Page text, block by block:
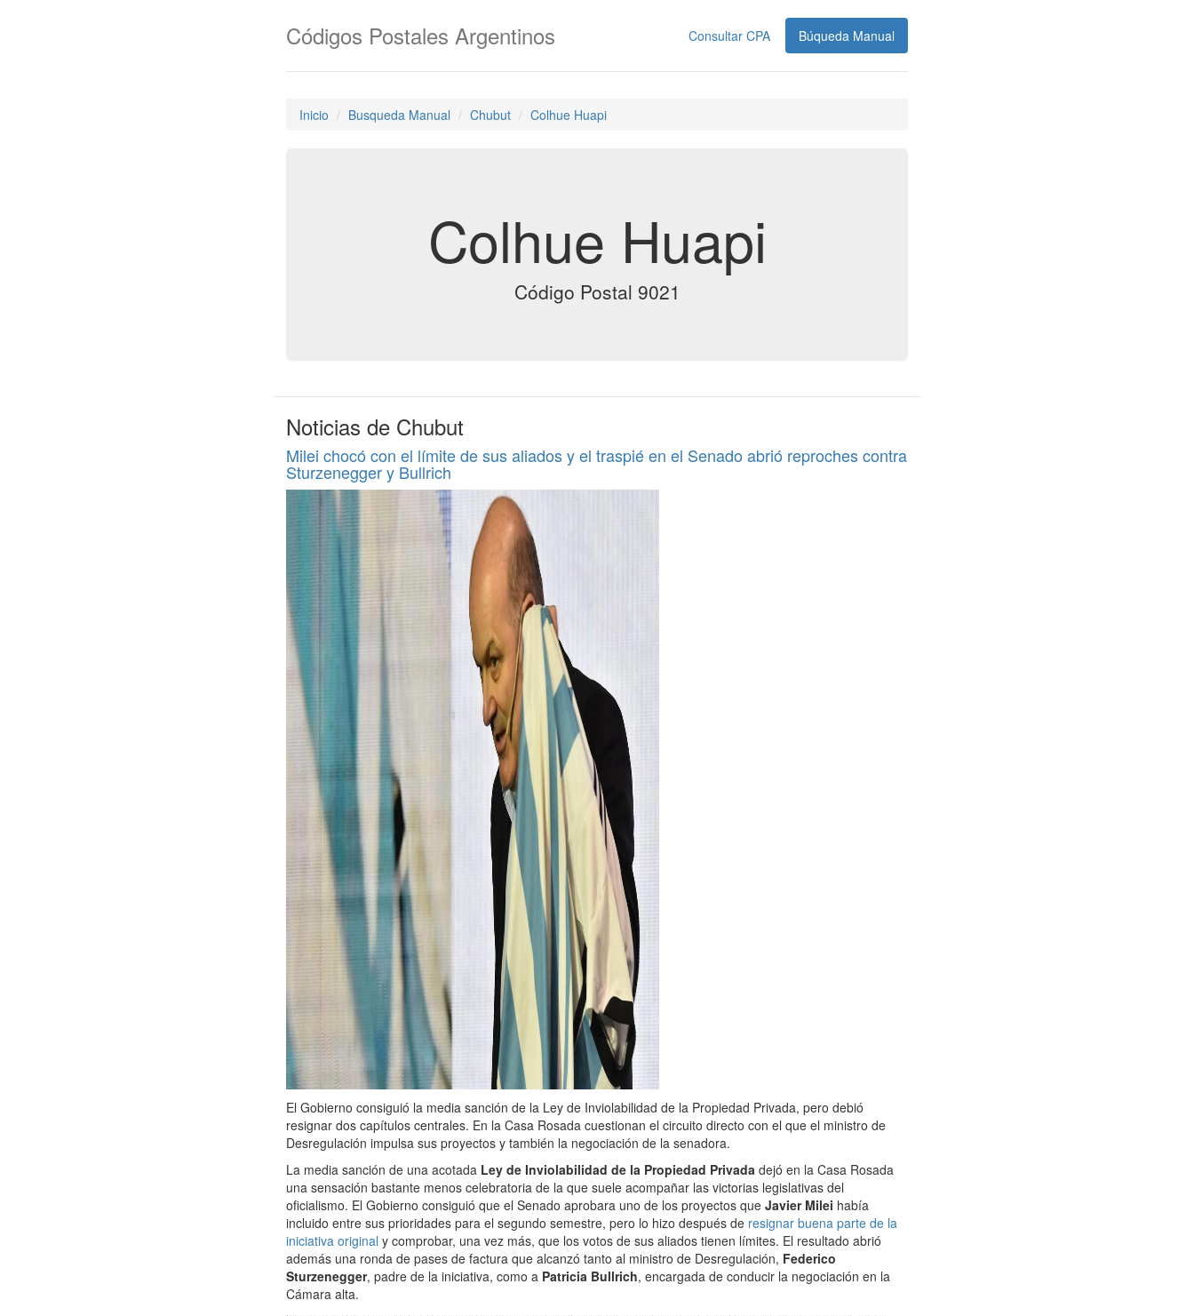
Consultar CPA Búqueda Manual
Códigos Postales Argentinos
Inicio Busqueda Manual Chubut Colhue Huapi
Colhue Huapi
Código Postal 9021
Noticias de Chubut
Milei chocó con el límite de sus aliados y el traspié en el Senado abrió reproches contra
Sturzenegger y Bullrich
El Gobierno consiguió la media sanción de la Ley de Inviolabilidad de la Propiedad Privada, pero debió
resignar dos capítulos centrales. En la Casa Rosada cuestionan el circuito directo con el que el ministro de
Desregulación impulsa sus proyectos y también la negociación de la senadora.
La media sanción de una acotada Ley de Inviolabilidad de la Propiedad Privada dejó en la Casa Rosada
una sensación bastante menos celebratoria de la que suele acompañar las victorias legislativas del
oficialismo. El Gobierno consiguió que el Senado aprobara uno de los proyectos que Javier Milei había
incluido entre sus prioridades para el segundo semestre, pero lo hizo después de resignar buena parte de la
iniciativa original y comprobar, una vez más, que los votos de sus aliados tienen límites. El resultado abrió
además una ronda de pases de factura que alcanzó tanto al ministro de Desregulación, Federico
Sturzenegger, padre de la iniciativa, como a Patricia Bullrich, encargada de conducir la negociación en la
Cámara alta.